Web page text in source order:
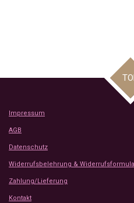
Impressum
AGB
Datenschutz
Widerrufsbelehrung &
Zahlung/Lieferung
Kontakt